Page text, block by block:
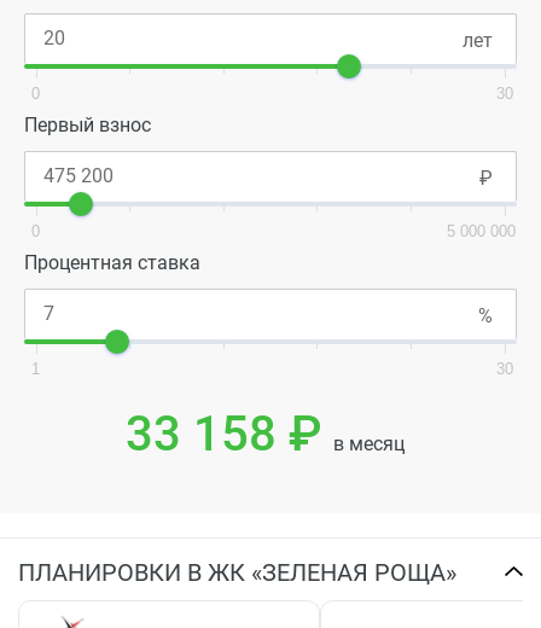
0 30
Первый взнос
0 5 000 000
Процентная ставка
1 30
33 158 ₽ в месяц
ПЛАНИРОВКИ В ЖК «ЗЕЛЕНАЯ РОЩА»